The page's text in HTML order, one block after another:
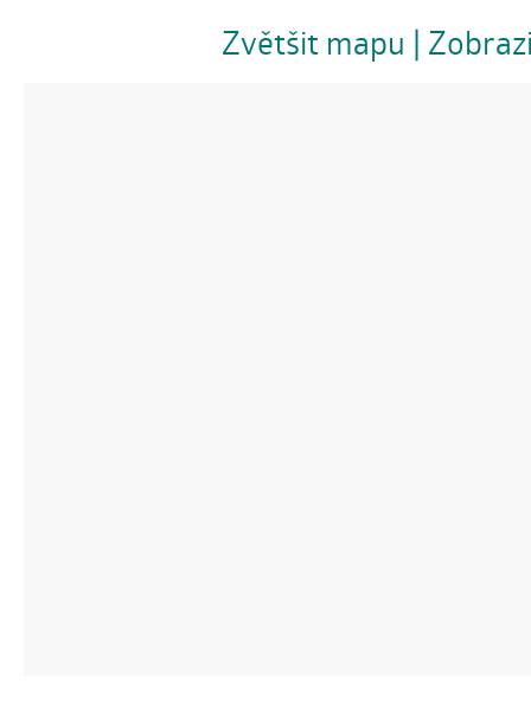
Zvětšit mapu |